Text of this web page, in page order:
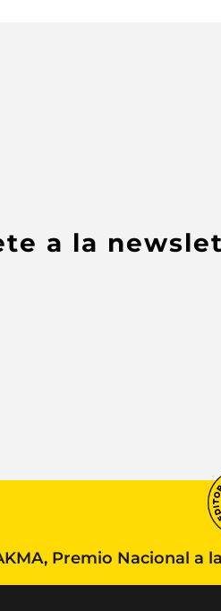
a la
Premio Nacional a